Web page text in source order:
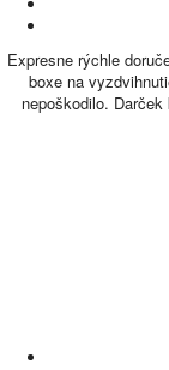
Expresne rýchle
boxe na
nepoškodilo.